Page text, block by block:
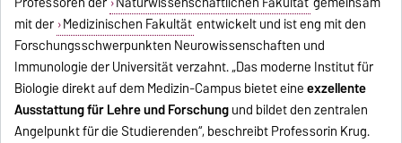
mit der Medizinischen Fakultät entwickelt und ist eng mit den
Forschungsschwerpunkten Neurowissenschaften und
Immunologie der Universität verzahnt. „Das moderne Institut für
Biologie direkt auf dem Medizin-Campus bietet eineexzellente
Ausstattung für Lehre und Forschungund bildet den zentralen
Angelpunkt für die Studierenden“, beschreibt Professorin Krug.